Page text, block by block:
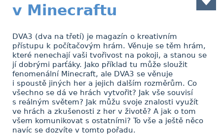
v Minecraftu
DVA3 (dva na třetí) je magazín o kreativním
přístupu k počítačovým hrám. Věnuje se těm hrám,
které nenechají vaši tvořivost na pokoji, a stanou se
jí dobrými parťáky. Jako příklad tu může sloužit
fenomenální Minecraft, ale DVA3 se věnuje
i spoustě jiných her a jejich dalším rozměrům. Co
všechno se dá ve hrách vytvořit? Jak vše souvisí
s reálným světem? Jak můžu svoje znalosti využít
ve hrách a zkušenosti z her v životě? A jak o tom
všem komunikovat s ostatními? To vše a ještě něco
navíc se dozvíte v tomto pořadu.